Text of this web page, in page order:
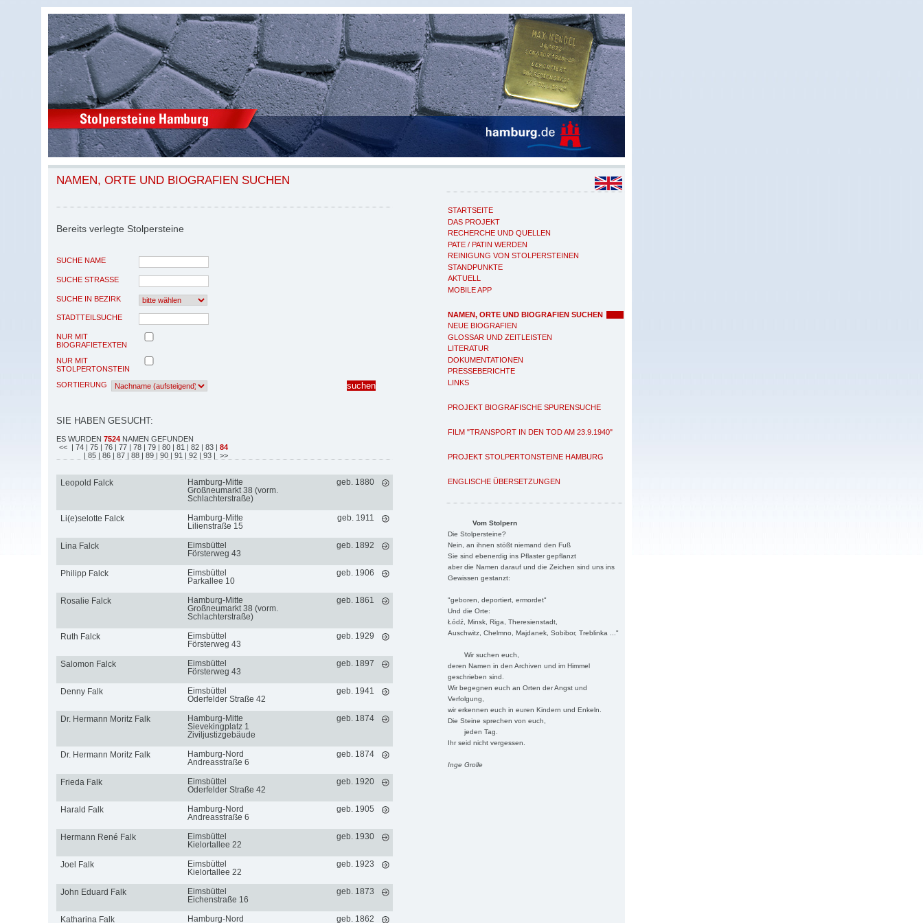
STARTSEITE
DAS PROJEKT
RECHERCHE UND QUELLEN
PATE / PATIN WERDEN
REINIGUNG VON STOLPERSTEINEN
STANDPUNKTE
AKTUELL
MOBILE APP
NAMEN, ORTE UND BIOGRAFIEN SUCHEN
NEUE BIOGRAFIEN
GLOSSAR UND ZEITLEISTEN
LITERATUR
DOKUMENTATIONEN
PRESSEBERICHTE
LINKS
PROJEKT BIOGRAFISCHE SPURENSUCHE
FILM "TRANSPORT IN DEN TOD AM 23.9.1940"
PROJEKT STOLPERTONSTEINE HAMBURG
ENGLISCHE ÜBERSETZUNGEN
Vom Stolpern
Die Stolpersteine?
Nein, an ihnen stößt niemand den Fuß
Sie sind ebenerdig ins Pflaster gepflanzt
aber die Namen darauf und die Zeichen sind uns ins
Gewissen gestanzt:
"geboren, deportiert, ermordet"
Und die Orte:
Łódź, Minsk, Riga, Theresienstadt,
Auschwitz, Chelmno, Majdanek, Sobibor, Treblinka ..."
Wir suchen euch,
deren Namen in den Archiven und im Himmel
geschrieben sind.
Wir begegnen euch an Orten der Angst und
Verfolgung,
wir erkennen euch in euren Kindern und Enkeln.
Die Steine sprechen von euch,
jeden Tag.
Ihr seid nicht vergessen.
Inge Grolle
NAMEN, ORTE UND BIOGRAFIEN SUCHEN
Bereits verlegte Stolpersteine
SUCHE NAME
SUCHE STRASSE
SUCHE IN BEZIRK
STADTTEILSUCHE
NUR MIT
BIOGRAFIETEXTEN
NUR MIT
STOLPERTONSTEIN
SORTIERUNG
SIE HABEN GESUCHT:
ES WURDEN 7524 NAMEN GEFUNDEN
<< | 74 | 75 | 76 | 77 | 78 | 79 | 80 | 81 | 82 | 83 | 84
| 85 | 86 | 87 | 88 | 89 | 90 | 91 | 92 | 93 | >>
Leopold Falck
Hamburg-Mitte
Großneumarkt 38 (vorm.
Schlachterstraße)
geb. 1880
Li(e)selotte Falck
Hamburg-Mitte
Lilienstraße 15
geb. 1911
Lina Falck
Eimsbüttel
Försterweg 43
geb. 1892
Philipp Falck
Eimsbüttel
Parkallee 10
geb. 1906
Rosalie Falck
Hamburg-Mitte
Großneumarkt 38 (vorm.
Schlachterstraße)
geb. 1861
Ruth Falck
Eimsbüttel
Försterweg 43
geb. 1929
Salomon Falck
Eimsbüttel
Försterweg 43
geb. 1897
Denny Falk
Eimsbüttel
Oderfelder Straße 42
geb. 1941
Dr. Hermann Moritz Falk
Hamburg-Mitte
Sievekingplatz 1
Ziviljustizgebäude
geb. 1874
Dr. Hermann Moritz Falk
Hamburg-Nord
Andreasstraße 6
geb. 1874
Frieda Falk
Eimsbüttel
Oderfelder Straße 42
geb. 1920
Harald Falk
Hamburg-Nord
Andreasstraße 6
geb. 1905
Hermann René Falk
Eimsbüttel
Kielortallee 22
geb. 1930
Joel Falk
Eimsbüttel
Kielortallee 22
geb. 1923
John Eduard Falk
Eimsbüttel
Eichenstraße 16
geb. 1873
Katharina Falk
Hamburg-Nord
geb. 1862